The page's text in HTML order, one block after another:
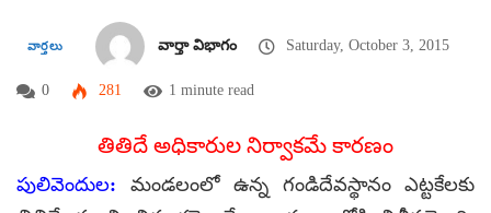
వార్తలు వార్తా విభాగం Saturday, October 3, 2015
0 281 1 minute read
తితిదే అధికారుల నిర్వాకమే కారణం
పులివెందుల: మండలంలో ఉన్న గండిదేవస్థానం ఎట్టకేలకు